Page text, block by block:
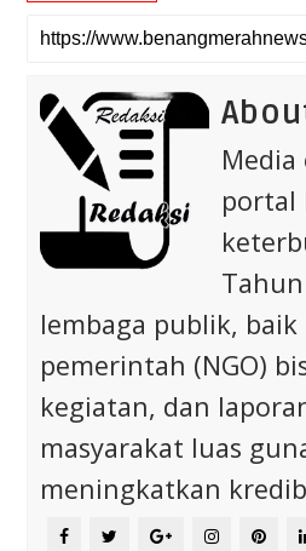
portal
lembaga publik,
pemerintah (NGO)
kegiatan, dan
masyarakat luas
meningkatkan